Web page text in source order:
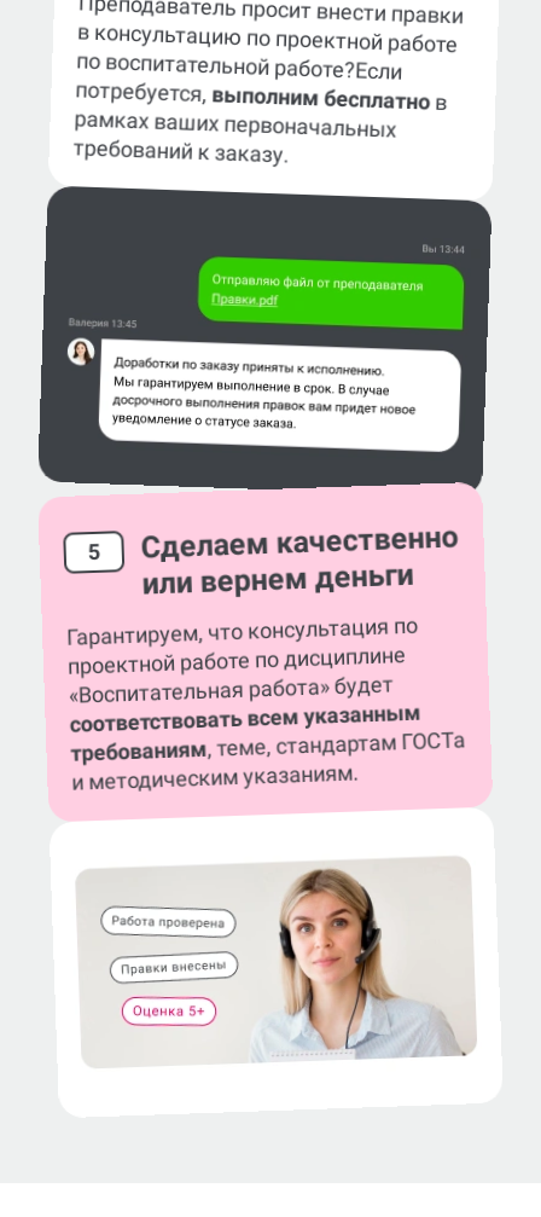
Преподаватель просит внести правки
в консультацию по проектной работе
по воспитательной работе?Если
потребуется, выполним бесплатнов
рамках ваших первоначальных
требований к заказу.
5 Сделаем качественно
или вернем деньги
Гарантируем, что консультация по
проектной работе по дисциплине
«Воспитательная работа» будет
соответствовать всем указанным
требованиям, теме, стандартам ГОСТа
и методическим указаниям.